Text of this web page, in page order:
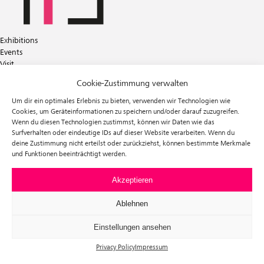
Cookie-Zustimmung verwalten
Um dir ein optimales Erlebnis zu bieten, verwenden wir Technologien wie
Cookies, um Geräteinformationen zu speichern und/oder darauf zuzugreifen.
Wenn du diesen Technologien zustimmst, können wir Daten wie das
Surfverhalten oder eindeutige IDs auf dieser Website verarbeiten. Wenn du
deine Zustimmung nicht erteilst oder zurückziehst, können bestimmte Merkmale
und Funktionen beeinträchtigt werden.
Akzeptieren
Ablehnen
Einstellungen ansehen
Privacy PolicyImpressum
Exhibitions
Events
Visit
Förderverein f³
Newsletter
Instagram
Facebook
f³ – freiraum für fotografie
Prinzessinnenstraße 30
Telefon: +49 30 63961119